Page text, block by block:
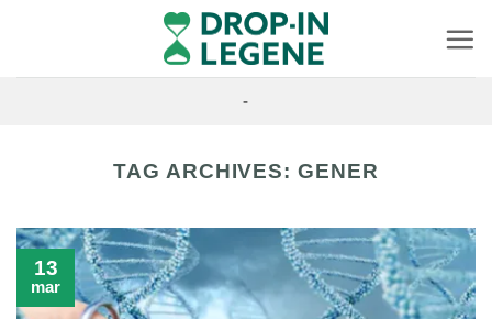
content
-
TAG ARCHIVES:GENER
13
mar